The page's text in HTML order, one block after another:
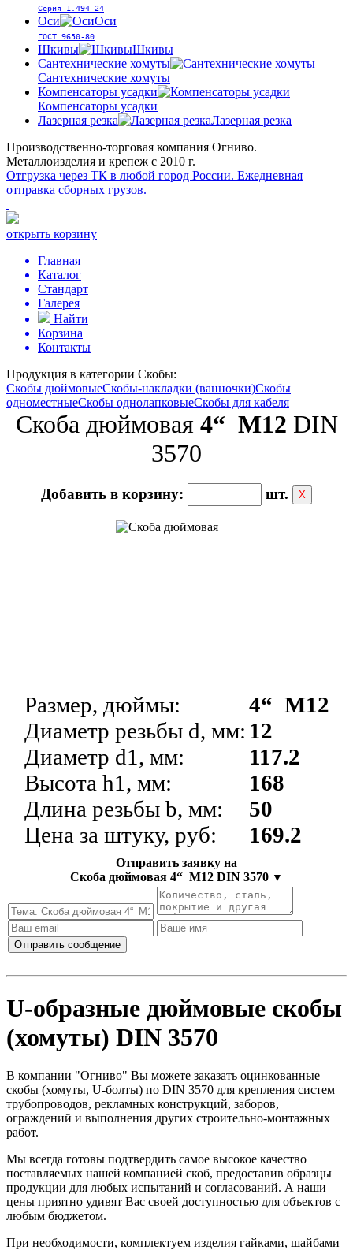
Серия 1.494-24
Оси Оси
ГОСТ 9650-80
Шкивы
Шкивы
Сантехнические хомуты
Сантехнические хомуты
Компенсаторы усадки
Компенсаторы усадки
Лазерная резка
Лазерная резка
Производственно-торговая компания Огниво.
Металлоизделия и крепеж с 2010 г.
Отгрузка через ТК в любой город России. Ежедневная
отправка сборных грузов.
открыть корзину
Главная
Каталог
Стандарт
Галерея
Найти
Корзина
Контакты
Продукция в категории Скобы:
Скобы дюймовыеСкобы-накладки (ванночки)Скобы
одноместныеСкобы однолапковыеСкобы для кабеля
Скоба дюймовая4“ М12 DIN
3570
Добавить в корзину: шт. Х
Размер, дюймы:
Диаметр резьбы d, мм:
Диаметр d1, мм:
Высота h1, мм:
Длина резьбы b, мм:
Цена за штуку, руб:
4“ М12
12
117.2
168
50
169.2
Отправить заявку на
Скоба дюймовая 4“ М12 DIN 3570 ▼
U-образные дюймовые скобы
(хомуты) DIN 3570
В компании "Огниво" Вы можете заказать оцинкованные
скобы (хомуты, U-болты) по DIN 3570 для крепления систем
трубопроводов, рекламных конструкций, заборов,
ограждений и выполнения других строительно-монтажных
работ.
Мы всегда готовы подтвердить самое высокое качество
поставляемых нашей компанией скоб, предоставив образцы
продукции для любых испытаний и согласований. А наши
цены приятно удивят Вас своей доступностью для объектов с
любым бюджетом.
При необходимости, комплектуем изделия гайками, шайбами